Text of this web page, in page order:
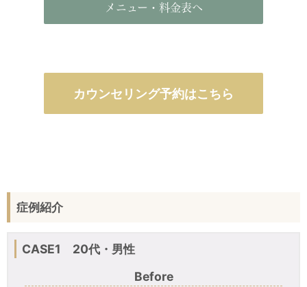
メニュー・料金表へ
カウンセリング予約はこちら
症例紹介
CASE1 20代・男性
Before